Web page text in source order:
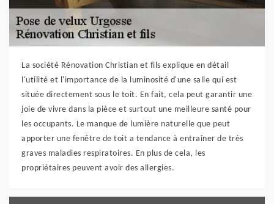
La société Rénovation Christian et fils explique en détail
l'utilité et l'importance de la luminosité d'une salle qui est
située directement sous le toit. En fait, cela peut garantir une
joie de vivre dans la pièce et surtout une meilleure santé pour
les occupants. Le manque de lumière naturelle que peut
apporter une fenêtre de toit a tendance à entraîner de très
graves maladies respiratoires. En plus de cela, les
propriétaires peuvent avoir des allergies.